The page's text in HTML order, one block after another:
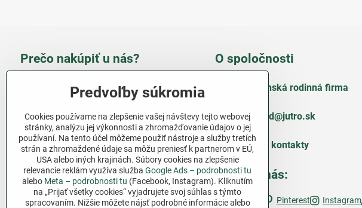
Prečo nakúpiť u nás?
Takmer 100 % spokojných
zákazníkov
Nízka cena produktov - ušetríte
Rýchla komunikácia - mail
Pri nákupe nad 69 € doprava
zadarmo
O spoločnosti
Slovenská rodinná firma
obchod​@jutro​.sk
Ďalšie kontakty
Sledujte nás:
Facebook Pinterest Instagram
Predvoľby súkromia
Cookies používame na zlepšenie vašej návštevy tejto webovej
stránky, analýzu jej výkonnosti a zhromažďovanie údajov o jej
používaní. Na tento účel môžeme použiť nástroje a služby tretích
strán a zhromaždené údaje sa môžu preniesť k partnerom v EÚ,
USA alebo iných krajinách. Súbory cookies na zlepšenie
relevancie reklám využíva služba Google Ads – podrobnosti tu
alebo Meta – podrobnosti tu (Facebook, Instagram). Kliknutím
na „Prijať všetky cookies“ vyjadrujete svoj súhlas s týmto
spracovaním. Nižšie môžete nájsť podrobné informácie alebo